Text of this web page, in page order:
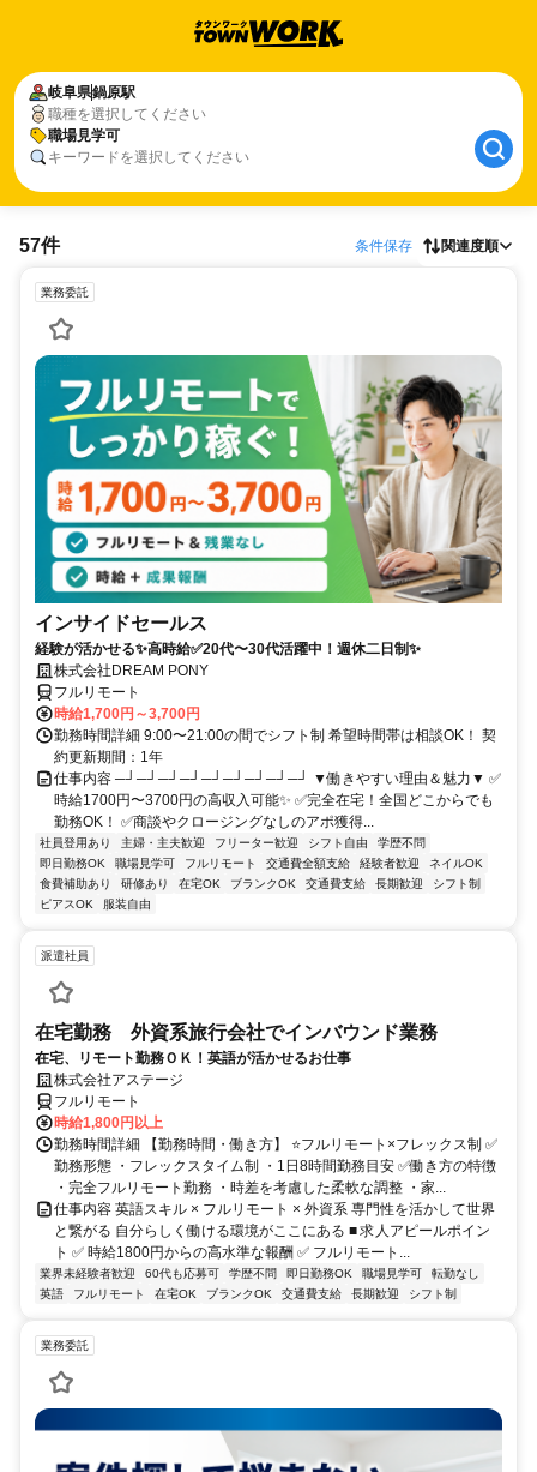
岐阜県鍋原駅
職種を選択してください
職場見学可
キーワードを選択してください
57件 条件保存 関連度順
業務委託
インサイドセールス
経験が活かせる✨高時給✅20代〜30代活躍中！週休二日制✨
株式会社DREAM PONY
フルリモート
時給1,700円～3,700円
勤務時間詳細 9:00〜21:00の間でシフト制 希望時間帯は相談OK！ 契
約更新期間：1年
仕事内容 ─┘─┘─┘─┘─┘─┘─┘─┘─┘ ▼働きやすい理由＆魅力▼ ✅
時給1700円〜3700円の高収入可能✨ ✅完全在宅！全国どこからでも
勤務OK！ ✅商談やクロージングなしのアポ獲得...
社員登用あり 主婦・主夫歓迎 フリーター歓迎 シフト自由
学歴不問
即日勤務OK
職場見学可 フルリモート 交通費全額支給 経験者歓迎
ネイルOK
食費補助あり
研修あり 在宅OK ブランクOK 交通費支給 長期歓迎
シフト制
ピアスOK
服装自由
派遣社員
在宅勤務 外資系旅行会社でインバウンド業務
在宅、リモート勤務ＯＫ！英語が活かせるお仕事
株式会社アステージ
フルリモート
時給1,800円以上
勤務時間詳細 【勤務時間・働き方】 ⭐フルリモート×フレックス制 ✅
勤務形態 ・フレックスタイム制 ・1日8時間勤務目安 ✅働き方の特徴
・完全フルリモート勤務 ・時差を考慮した柔軟な調整 ・家...
仕事内容 英語スキル × フルリモート × 外資系 専門性を活かして世界
と繋がる 自分らしく働ける環境がここにある ■ 求人アピールポイン
ト ✅ 時給1800円からの高水準な報酬 ✅ フルリモート...
業界未経験者歓迎 60代も応募可 学歴不問 即日勤務OK 職場見学可
転勤なし
英語
フルリモート 在宅OK ブランクOK 交通費支給 長期歓迎 シフト制
業務委託